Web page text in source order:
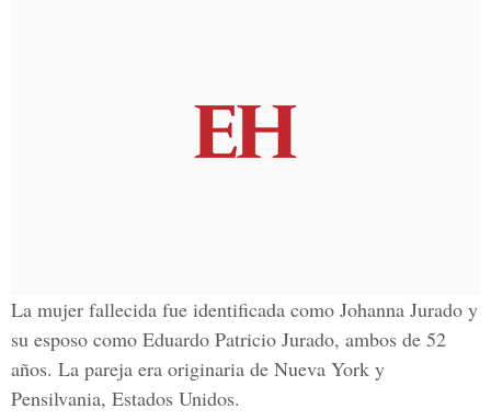
La mujer fallecida fue identificada como Johanna Jurado y
su esposo como Eduardo Patricio Jurado, ambos de 52
años. La pareja era originaria de Nueva York y
Pensilvania, Estados Unidos.